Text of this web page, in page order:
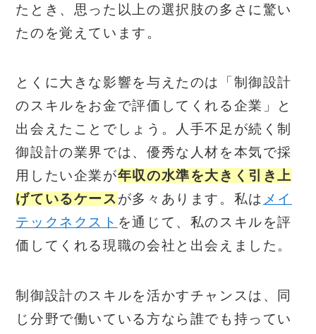
たとき、思った以上の選択肢の多さに驚い
たのを覚えています。
とくに大きな影響を与えたのは「制御設計
のスキルをお金で評価してくれる企業」と
出会えたことでしょう。人手不足が続く制
御設計の業界では、優秀な人材を本気で採
用したい企業が年収の水準を大きく引き上
げているケースが多々あります。私は メイ
テックネクスト を通じて、私のスキルを評
価してくれる現職の会社と出会えました。
制御設計のスキルを活かすチャンスは、同
じ分野で働いている方なら誰でも持ってい